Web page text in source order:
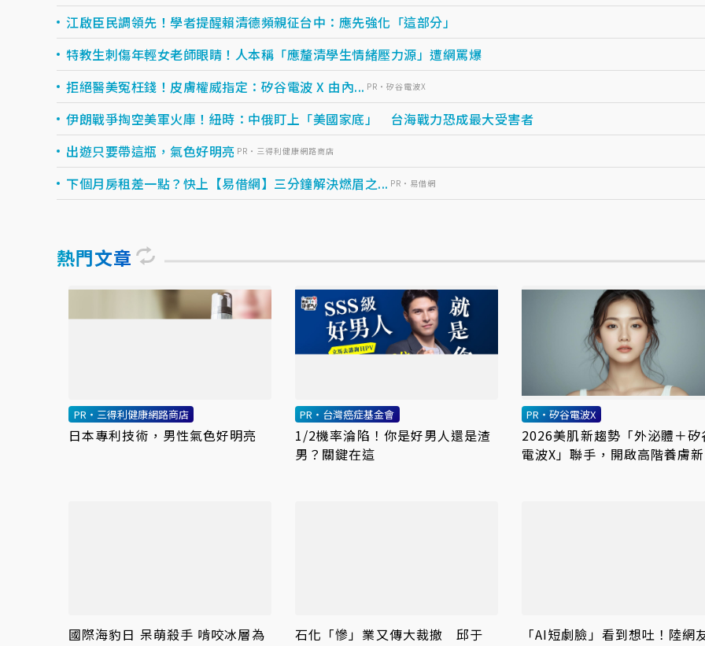
江啟臣民調領先！學者提醒賴清德頻親征台中：應先強化「這部分」
特教生刺傷年輕女老師眼睛！人本稱「應釐清學生情緒壓力源」遭網罵爆
拒絕醫美冤枉錢！皮膚權威指定：矽谷電波 X 由內... PR・矽谷電波X
伊朗戰爭掏空美軍火庫！紐時：中俄盯上「美國家底」 台海戰力恐成最大受害者
出遊只要帶這瓶，氣色好明亮 PR・三得利健康網路商店
下個月房租差一點？快上【易借網】三分鐘解決燃眉之... PR・易借網
熱門文章
PR・三得利健康網路商店
日本專利技術，男性氣色好明亮
PR・台灣癌症基金會
1/2機率淪陷！你是好男人還是渣
男？關鍵在這
PR・矽谷電波X
2026美肌新趨勢「外泌體＋矽
電波X」聯手，開啟高階養膚
國際海豹日 呆萌殺手 啃咬冰層為
石化「慘」業又傳大裁撤 邱于
「AI短劇臉」看到想吐！陸網